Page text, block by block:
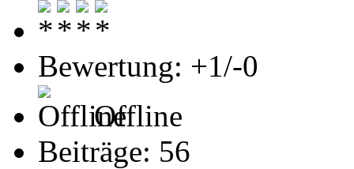
Bewertung: +1/-0
Offline
Beiträge: 56